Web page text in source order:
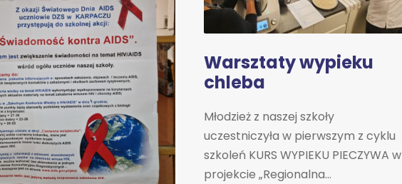
Warsztaty wypieku
chleba
Młodzież z naszej szkoły
uczestniczyła w pierwszym z cyklu
szkoleń KURS WYPIEKU PIECZYWA w
projekcie „Regionalna...